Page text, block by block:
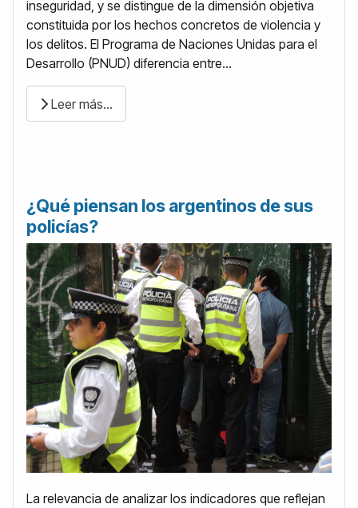
inseguridad, y se distingue de la dimensión objetiva
constituida por los hechos concretos de violencia y
los delitos. El Programa de Naciones Unidas para el
Desarrollo (PNUD) diferencia entre...
Leer más…
¿Qué piensan los argentinos de sus
policías?
La relevancia de analizar los indicadores que reflejan